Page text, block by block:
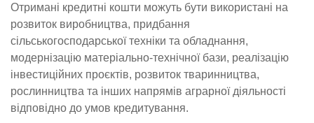
Отримані кредитні кошти можуть бути використані на
розвиток виробництва, придбання
сільськогосподарської техніки та обладнання,
модернізацію матеріально-технічної бази, реалізацію
інвестиційних проєктів, розвиток тваринництва,
рослинництва та інших напрямів аграрної діяльності
відповідно до умов кредитування.